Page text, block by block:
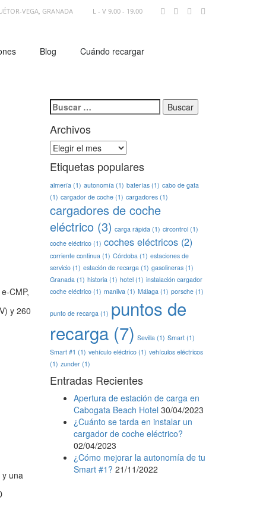
L - V 9.00 - 19.00
VEGA, GRANADA
Blog Cuándo recargar
CMP,
y 260
y una
Buscar:
Archivos
Archivos
Etiquetas populares
almería(1) autonomía(1) baterías(1) cabo de gata
(1) cargador de coche(1) cargadores(1)
cargadores de coche
eléctrico(3) carga rápida(1) circontrol(1)
coche eléctrico(1) coches eléctricos(2)
corriente continua(1) Córdoba(1) estaciones de
servicio(1) estación de recarga(1) gasolineras(1)
Granada(1) historia(1) hotel(1) instalación cargador
coche eléctrico(1) manilva(1) Málaga(1) porsche(1)
punto de recarga(1) puntos de
recarga(7) Sevilla(1) Smart(1)
Smart #1 (1) vehículo eléctrico(1) vehículos eléctricos
(1) zunder(1)
Entradas Recientes
Apertura de estación de carga en
Cabogata Beach Hotel 30/04/2023
¿Cuánto se tarda en instalar un
cargador de coche eléctrico?
02/04/2023
¿Cómo mejorar la autonomía de tu
Smart #1? 21/11/2022